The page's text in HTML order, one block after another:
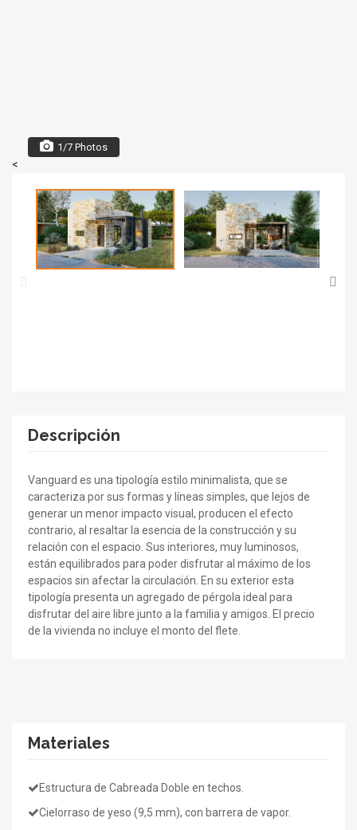
<
1/7 Photos
Descripción
Vanguard es una tipología estilo minimalista, que se
caracteriza por sus formas y líneas simples, que lejos de
generar un menor impacto visual, producen el efecto
contrario, al resaltar la esencia de la construcción y su
relación con el espacio. Sus interiores, muy luminosos,
están equilibrados para poder disfrutar al máximo de los
espacios sin afectar la circulación. En su exterior esta
tipología presenta un agregado de pérgola ideal para
disfrutar del aire libre junto a la familia y amigos. El precio
de la vivienda no incluye el monto del flete.
Materiales
Estructura de Cabreada Doble en techos.
Cielorraso de yeso (9,5 mm), con barrera de vapor.